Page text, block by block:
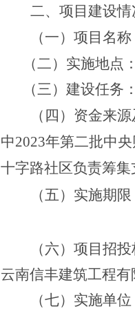
二、项目建设情
（一）项目名称
（二）实施地点：
（三）建设任务：
（四）资金来源
中2023年第二批中
十字路社区负责筹集
（五）实施期限
（六）项目招投
云南信丰建筑工程有
（七）实施单位